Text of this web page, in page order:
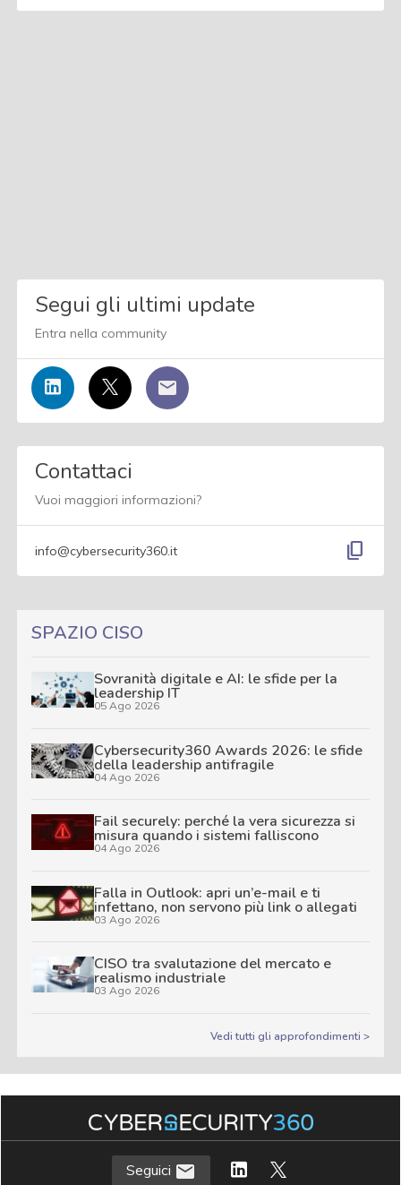
Segui gli ultimi update
Entra nella community
Contattaci
Vuoi maggiori informazioni?
info@cybersecurity360.it content_copy
SPAZIO CISO
Sovranità digitale e AI: le sfide per la
leadership IT
05 Ago 2026
Cybersecurity360 Awards 2026: le sfide
della leadership antifragile
04 Ago 2026
Fail securely: perché la vera sicurezza si
misura quando i sistemi falliscono
04 Ago 2026
Falla in Outlook: apri un’e-mail e ti
infettano, non servono più link o allegati
03 Ago 2026
CISO tra svalutazione del mercato e
realismo industriale
03 Ago 2026
Vedi tutti gli approfondimenti >
Seguici